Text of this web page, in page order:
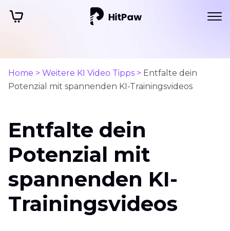
Home > Weitere KI Video Tipps > Entfalte dein
Potenzial mit spannenden KI-Trainingsvideos
Entfalte dein
Potenzial mit
spannenden KI-
Trainingsvideos